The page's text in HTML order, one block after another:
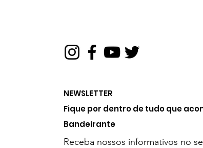
NEWSLETTER
Fique por dentro de tudo que
Bandeirante
Receba nossos informativos no